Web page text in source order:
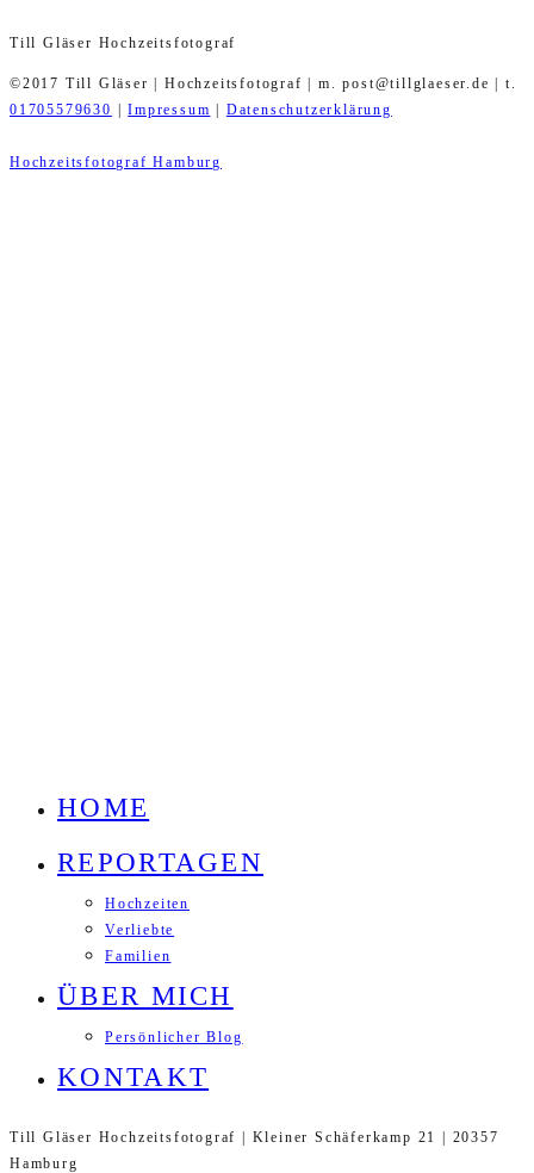
Till Gläser Hochzeitsfotograf
©2017 Till Gläser | Hochzeitsfotograf | m. post@tillglaeser.de | t.
01705579630
|Impressum Datenschutzerklärung
Hochzeitsfotograf Hamburg
HOME
REPORTAGEN
Hochzeiten
Verliebte
Familien
ÜBER MICH
Persönlicher Blog
KONTAKT
Till Gläser Hochzeitsfotograf | Kleiner Schäferkamp 21 | 20357
Hamburg